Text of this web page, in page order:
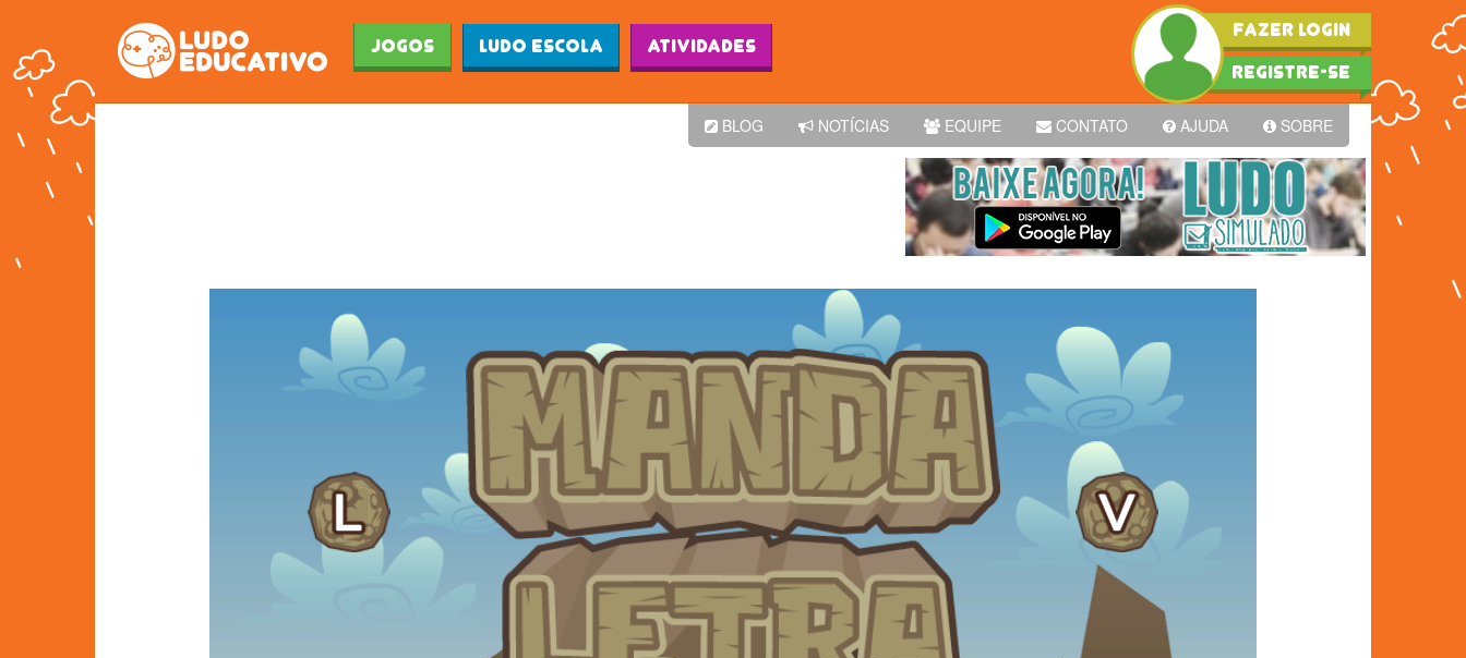
Jogos Ludo Escola Atividades
FAZER LOGIN
REGISTRE-SE
BLOG NOTÍCIAS EQUIPE CONTATO AJUDA SOBRE